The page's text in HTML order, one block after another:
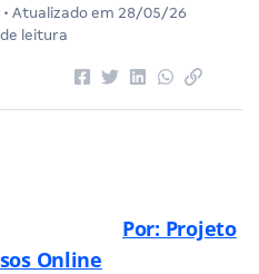
• Atualizado em 28/05/26
leitura
Por: Projeto
Online